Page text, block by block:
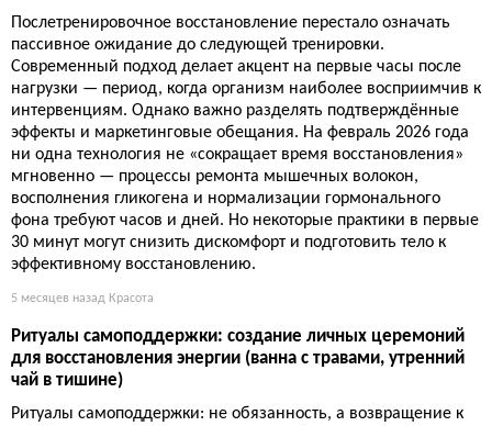
Послетренировочное восстановление перестало означать
пассивное ожидание до следующей тренировки.
Современный подход делает акцент на первые часы после
нагрузки — период, когда организм наиболее восприимчив к
интервенциям. Однако важно разделять подтверждённые
эффекты и маркетинговые обещания. На февраль 2026 года
ни одна технология не «сокращает время восстановления»
мгновенно — процессы ремонта мышечных волокон,
восполнения гликогена и нормализации гормонального
фона требуют часов и дней. Но некоторые практики в первые
30 минут могут снизить дискомфорт и подготовить тело к
эффективному восстановлению.
5 месяцев назад Красота
Ритуалы самоподдержки: создание личных церемоний
для восстановления энергии (ванна с травами, утренний
чай в тишине)
Ритуалы самоподдержки: не обязанность, а возвращение к